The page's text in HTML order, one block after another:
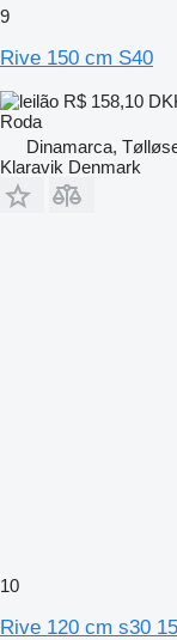
9
Rive 150 cm S40
R$ 158,10
Roda
Dinamarca,
Klaravik Denmark
10
Rive 120 cm s30